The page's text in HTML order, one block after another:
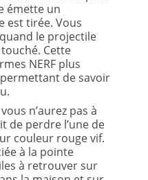
émette un
est tirée. Vous
le projectile
Cette
NERF plus
de savoir
vous n’aurez pas à
de perdre l’une de
couleur rouge vif.
à la pointe
à retrouver sur